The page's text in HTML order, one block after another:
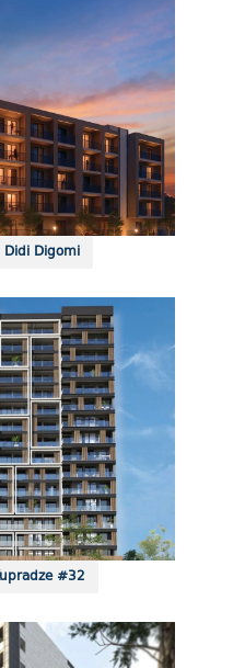
Digomi
#32